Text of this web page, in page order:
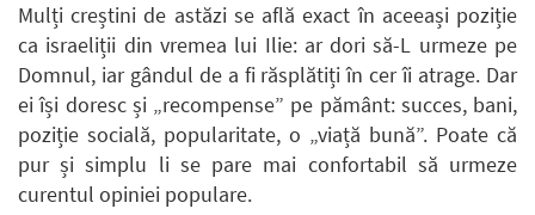
Mulți creștini de astăzi se află exact în aceeași poziție
ca israeliții din vremea lui Ilie: ar dori să-L urmeze pe
Domnul, iar gândul de a fi răsplătiți în cer îi atrage. Dar
ei își doresc și „recompense” pe pământ: succes, bani,
poziție socială, popularitate, o „viață bună”. Poate că
pur și simplu li se pare mai confortabil să urmeze
curentul opiniei populare.